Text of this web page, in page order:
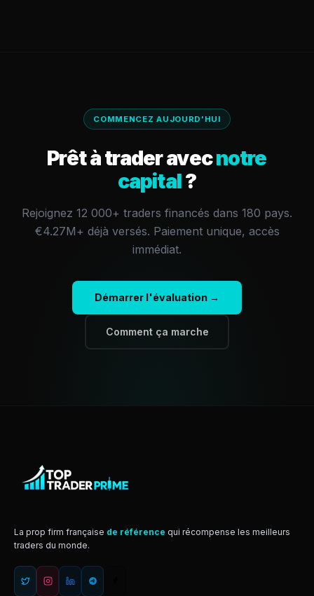
COMMENCEZ AUJOURD'HUI
Prêt à trader avecnotre
capital?
Rejoignez 12 000+ traders financés dans 180 pays.
€4.27M+ déjà versés. Paiement unique, accès
immédiat.
Démarrer l'évaluation →
Comment ça marche
La prop firm française de référence qui récompense les meilleurs
traders du monde.